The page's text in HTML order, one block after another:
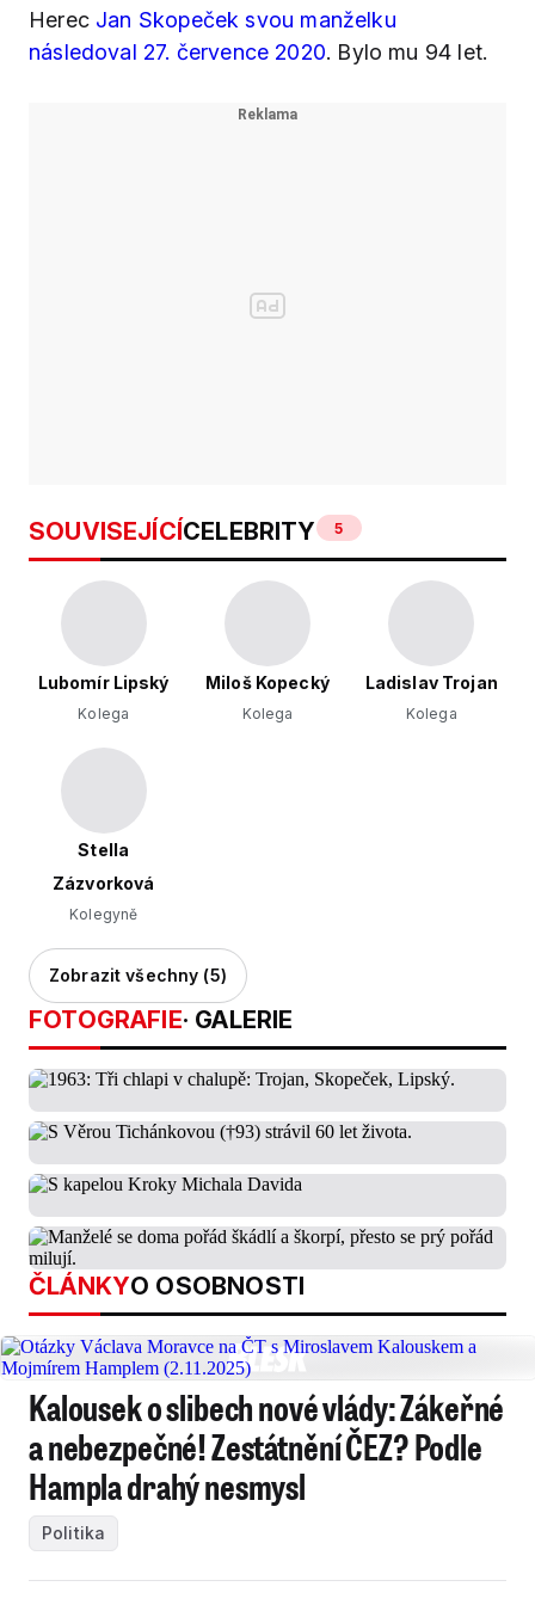
Herec Jan Skopeček svou manželku
následoval 27. července 2020. Bylo mu 94 let.
SOUVISEJÍCÍCELEBRITY 5
Lubomír Lipský
Kolega
Miloš Kopecký
Kolega
Ladislav Trojan
Kolega
Stella
Zázvorková
Kolegyně
Zobrazit všechny (5)
FOTOGRAFIE· GALERIE
ČLÁNKYO OSOBNOSTI
Kalousek o slibech nové vlády: Zákeřné
a nebezpečné! Zestátnění ČEZ? Podle
Hampla drahý nesmysl
Politika